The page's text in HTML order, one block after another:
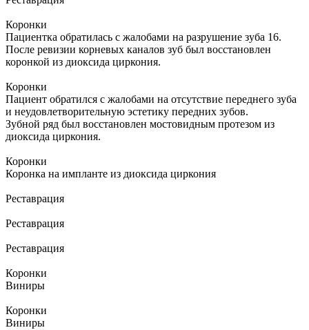
Коронки
Пациентка обратилась с жалобами на разрушение зуба 16.
После ревизии корневых каналов зуб был восстановлен
коронкой из диоксида циркония.
Коронки
Пациент обратился с жалобами на отсутствие переднего зуба
и неудовлетворительную эстетику передних зубов.
Зубной ряд был восстановлен мостовидным протезом из
диоксида циркония.
Коронки
Коронка на импланте из диоксида циркония
Реставрация
Реставрация
Реставрация
Коронки
Виниры
Коронки
Виниры